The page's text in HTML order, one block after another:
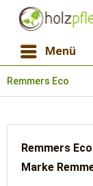
Menü
Remmers Eco
Remmers
Marke